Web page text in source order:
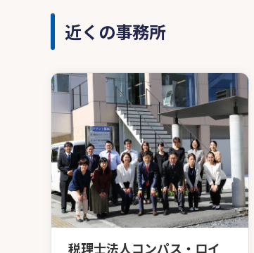
近くの事務所
税理士法人コンパス・ロイ